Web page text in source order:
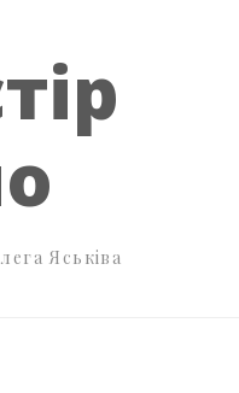
Яськіва